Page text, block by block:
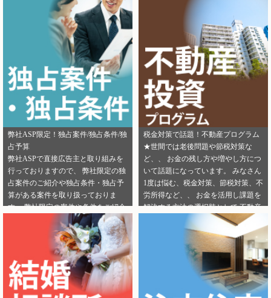
弊社ASP限定！独占案件/独占条件/独
占予算
弊社ASPで直接広告主と取り組みを
行っておりますので、 弊社限定の独
占案件のご紹介や独占条件・独占予
算がある案件を取り扱っておりま
す。 弊社限定の案件や条件をご紹介
できるカテゴリーは下記となりま
す。 ・健康食品 ・美容 ・転職エー
ジェント（IT/エンジニア求人） ・転
職エージェント（一般求人） ・転職
エージェント（工場求人） ・生理管
理ツール ・不動産（売却） ・不動産
（投資） ・不動産（外壁） ・不動産
税金対策で話題！不動産プログラム
★世間では老後問題や節税対策な
ど、、 お金の残し方や増やし方につ
いて話題になっています。 みなさん
1度は悩む、税金対策、節税対策、不
労所得など、、 お金を活用し課題を
解決する方法の選択肢として 不動産
投資を選択する人が増えてきていま
す。 サラリーマンからでも始められ
る不動産投資は税金対策として注目
を浴びています。 弊社では独占案件
や好条件でのご案内が可能になりま
す！ 資料請求からオンライン面談な
ど複数相談方法があり訴求がしやす